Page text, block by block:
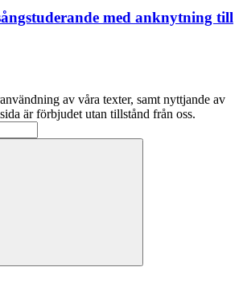
med anknytning till
av våra texter, samt nyttjande av
är förbjudet utan tillstånd från oss.
Sök